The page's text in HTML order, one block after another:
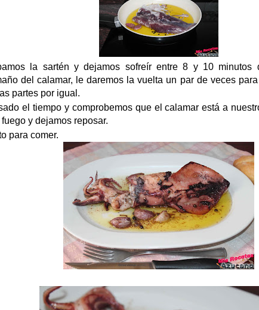
la sartén y dejamos sofreír entre 8 y 10 minutos
del calamar, le daremos la vuelta un par de veces
partes por igual.
el tiempo y comprobemos que el calamar está a
y dejamos reposar.
para comer.